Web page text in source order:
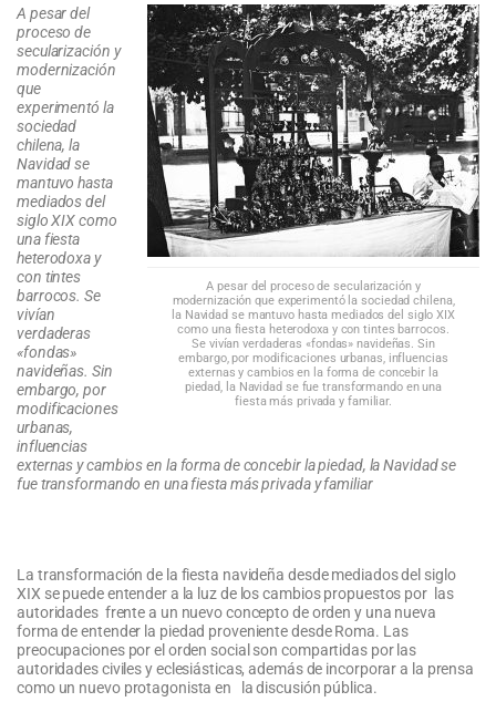
A pesar del proceso de secularización y
modernización que experimentó la sociedad chilena,
la Navidad se mantuvo hasta mediados del siglo XIX
como una fiesta heterodoxa y con tintes barrocos.
Se vivían verdaderas «fondas» navideñas. Sin
embargo, por modificaciones urbanas, influencias
externas y cambios en la forma de concebir la
piedad, la Navidad se fue transformando en una
fiesta más privada y familiar.
A pesar del
proceso de
secularización y
modernización
que
experimentó la
sociedad
chilena, la
Navidad se
mantuvo hasta
mediados del
siglo XIX como
una fiesta
heterodoxa y
con tintes
barrocos. Se
vivían
verdaderas
«fondas»
navideñas. Sin
embargo, por
modificaciones
urbanas,
influencias
externas y cambios en la forma de concebir la piedad, la Navidad se
fue transformando en una fiesta más privada y familiar
La transformación de la fiesta navideña desde mediados del siglo
XIX se puede entender a la luz de los cambios propuestos por las
autoridades frente a un nuevo concepto de orden y una nueva
forma de entender la piedad proveniente desde Roma. Las
preocupaciones por el orden social son compartidas por las
autoridades civiles y eclesiásticas, además de incorporar a la prensa
como un nuevo protagonista en la discusión pública.